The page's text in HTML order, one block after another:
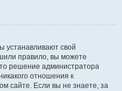
устанавливают свой
правило, вы можете
решение администратора
отношения к
сайте. Если вы не знаете, за